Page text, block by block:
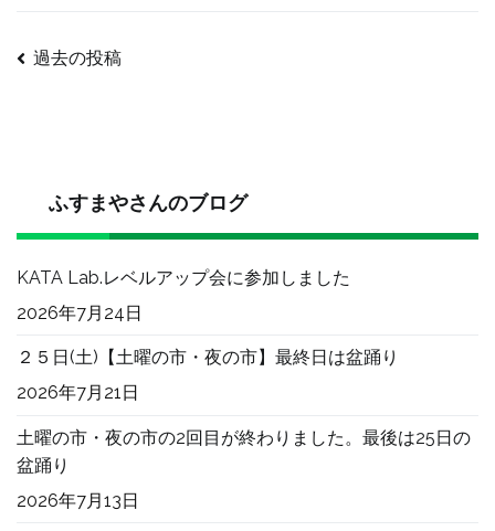
投
ナ
ビ
ゲ
ー
シ
過去の投稿
ふすまやさんのブログ
KATA Lab.レベルアップ会に参加しました
2026年7月24日
２５日(土)【土曜の市・夜の市】最終日は盆踊り
2026年7月21日
土曜の市・夜の市の2回目が終わりました。最後は25日の
盆踊り
2026年7月13日